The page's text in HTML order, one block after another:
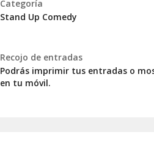
Categoría
Stand Up Comedy
Recojo de entradas
Podrás imprimir tus entradas o
en tu móvil.